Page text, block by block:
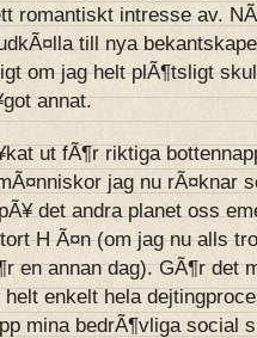
romantiskt intresse av.
till nya
om jag helt plÃ¶tsligt
annat.
ut fÃ¶r riktiga
jag nu rÃ¤knar
det andra planet oss
H Ã¤n (om jag nu alls
en annan dag). GÃ¶r det
enkelt hela
mina bedrÃ¶vliga social